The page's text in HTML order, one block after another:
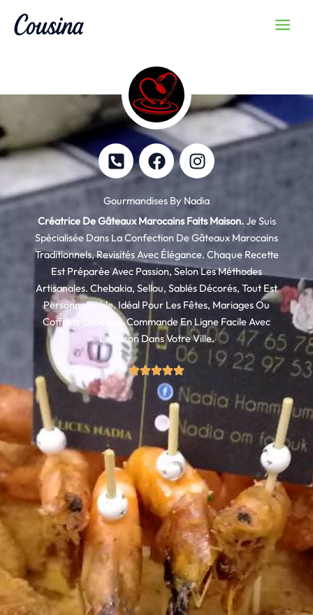
P
H
O
N
E
-
S
Q
U
A
R
E
-
A
L
F
A
C
E
B
O
O
K
I
N
S
T
A
G
R
A
M
Gourmandises By Nadia
Créatrice De Gâteaux Marocains Faits Maison.Je Suis
Spécialisée Dans La Confection De Gâteaux Marocains
Traditionnels, Revisités Avec Élégance. Chaque Recette
Est Préparée Avec Passion, Selon Les Méthodes
Artisanales. Chebakia, Sellou, Sablés Décorés, Tout Est
Personnalisable. Idéal Pour Les Fêtes, Mariages Ou
Coffrets Cadeaux. Commande En Ligne Facile Avec
Livraison Dans Votre Ville.